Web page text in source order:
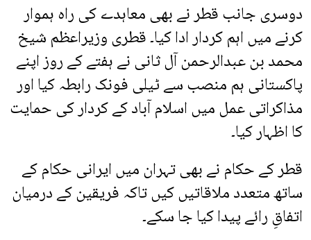
دوسری جانب قطر نے بھی معاہدے کی راہ ہموار
کرنے میں اہم کردار ادا کیا۔ قطری وزیراعظم شیخ
محمد بن عبدالرحمن آل ثانی نے ہفتے کے روز اپنے
پاکستانی ہم منصب سے ٹیلی فونک رابطہ کیا اور
مذاکراتی عمل میں اسلام آباد کے کردار کی حمایت
کا اظہار کیا۔
قطر کے حکام نے بھی تہران میں ایرانی حکام کے
ساتھ متعدد ملاقاتیں کیں تاکہ فریقین کے درمیان
اتفاقِ رائے پیدا کیا جا سکے۔